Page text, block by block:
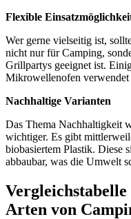
Flexible
Wer gerne vielseitig ist,
nicht nur für Camping,
Grillpartys geeignet ist.
Mikrowellenofen ⁤verwendet
Nachhaltige Varianten
Das‌ Thema ⁤Nachhaltigkeit
wichtiger.‌ Es gibt
biobasiertem Plastik. Diese
abbaubar, ⁤was die Umwelt
Arten ⁢von